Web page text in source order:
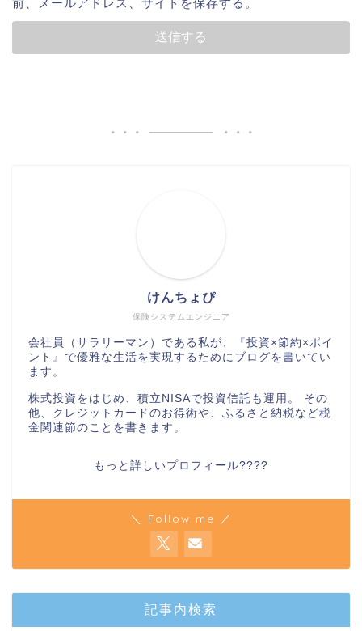
前、メールアドレス、サイトを保存する。
保険システムエンジニア
けんちょぴ
会社員（サラリーマン）である私が、『投資×節約×ポイ
ント』で優雅な生活を実現するためにブログを書いてい
ます。
株式投資をはじめ、積立NISAで投資信託も運用。 その
他、クレジットカードのお得術や、ふるさと納税など税
金関連節のことを書きます。
もっと詳しいプロフィール????
＼ Follow me ／
記事内検索